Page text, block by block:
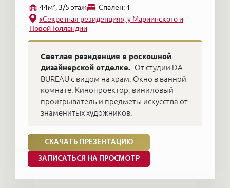
44м², 3/5 этаж
Cпален: 1
«Секретная резиденция», у Мариинского и
Новой Голландии
Светлая резиденция в роскошной
дизайнерской отделке. От студии DA
BUREAU с видом на храм. Окно в ванной
комнате. Кинопроектор, виниловый
проигрыватель и предметы искусства от
знаменитых художников.
СКАЧАТЬ ПРЕЗЕНТАЦИЮ
ЗАПИСАТЬСЯ НА ПРОСМОТР